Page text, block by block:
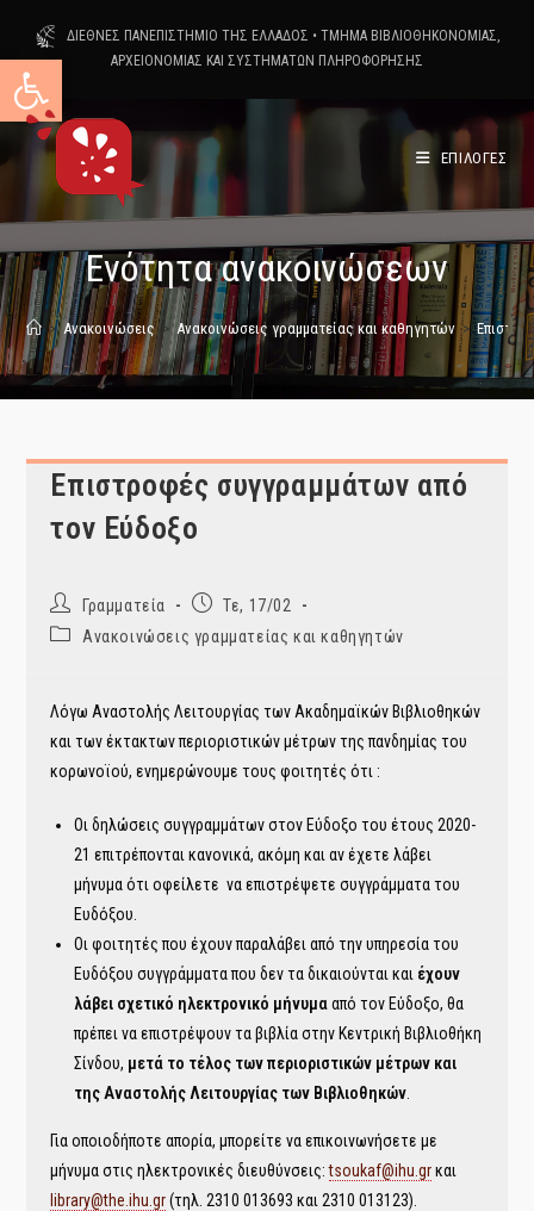
Ανοίξτε τη γραμμή εργαλείων
content
ΔΙΕΘΝΕΣ ΠΑΝΕΠΙΣΤΗΜΙΟ ΤΗΣ ΕΛΛΑΔΟΣ • ΤΜΗΜΑ ΒΙΒΛΙΟΘΗΚΟΝΟΜΙΑΣ,
ΑΡΧΕΙΟΝΟΜΙΑΣ ΚΑΙ ΣΥΣΤΗΜΑΤΩΝ ΠΛΗΡΟΦΟΡΗΣΗΣ
ΕΠΙΛΟΓΕΣ
Ενότητα ανακοινώσεων
> Ανακοινώσεις > Ανακοινώσεις γραμματείας και καθηγητών >
Επιστροφές συγγραμμάτων από
τον Εύδοξο
Post
author:
Γραμματεία
PostΤε, 17/02
PostΑνακοινώσεις γραμματείας και καθηγητών
Λόγω Αναστολής Λειτουργίας των Ακαδημαϊκών Βιβλιοθηκών
και των έκτακτων περιοριστικών μέτρων της πανδημίας του
κορωνοϊού, ενημερώνουμε τους φοιτητές ότι :
Οι δηλώσεις συγγραμμάτων στον Εύδοξο του έτους 2020-
21 επιτρέπονται κανονικά, ακόμη και αν έχετε λάβει
μήνυμα ότι οφείλετε να επιστρέψετε συγγράμματα του
Ευδόξου.
Οι φοιτητές που έχουν παραλάβει από την υπηρεσία του
Ευδόξου συγγράμματα που δεν τα δικαιούνται και έχουν
λάβει σχετικό ηλεκτρονικό μήνυμααπό τον Εύδοξο, θα
πρέπει να επιστρέψουν τα βιβλία στην Κεντρική Βιβλιοθήκη
Σίνδου, μετά το τέλος των περιοριστικών μέτρων και
της Αναστολής Λειτουργίας των Βιβλιοθηκών
Για οποιοδήποτε απορία, μπορείτε να επικοινωνήσετε με
μήνυμα στις ηλεκτρονικές διευθύνσεις:tsoukaf@ihu.grκαι
library@the.ihu.gr(τηλ. 2310 013693 και 2310 013123).